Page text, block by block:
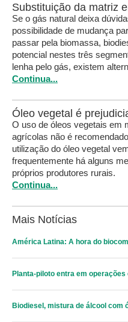
Substituição da matriz
Se o gás natural deixa
possibilidade de mudança
passar pela biomassa,
potencial nestes três
lenha pelo gás, existem
Continua...
Óleo vegetal é
O uso de óleos vegetais em
agrícolas não é
utilização do óleo vegetal
frequentemente há alguns
próprios produtores rurais.
Continua...
Mais Notícias
América Latina: A hora do
Planta-piloto entra em operações
Biodiesel, mistura de álcool com